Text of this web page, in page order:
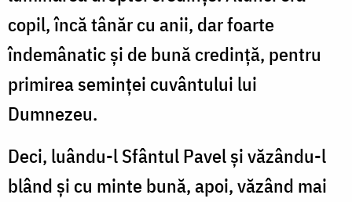
copil, încă tânăr cu anii, dar foarte
îndemânatic și de bună credință, pentru
primirea seminței cuvântului lui
Dumnezeu.
Deci, luându-l Sfântul Pavel și văzându-l
blând și cu minte bună, apoi, văzând mai